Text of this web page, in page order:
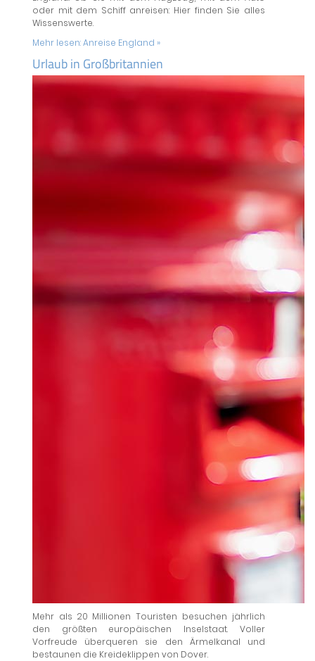
oder mit dem Schiff anreisen: Hier finden Sie alles
Wissenswerte.
Mehr lesen:Anreise England »
Urlaub in Großbritannien
Mehr als 20 Millionen Touristen besuchen jährlich
den größten europäischen Inselstaat. Voller
Vorfreude überqueren sie den Ärmelkanal und
bestaunen die Kreideklippen von Dover.